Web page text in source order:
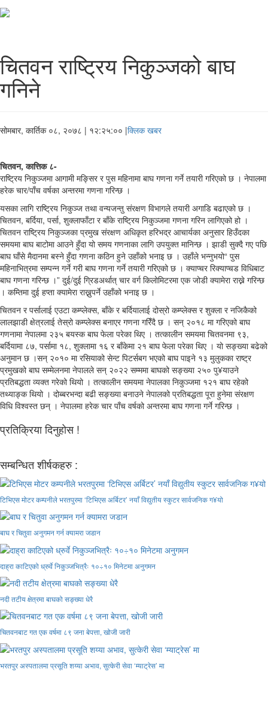
चितवन राष्ट्रिय निकुञ्जको बाघ
गनिने
सोमबार, कार्तिक ०८, २०७८ | १२:२५:०० |क्लिक खबर
चितवन, कात्तिक ८-
राष्ट्रिय निकुञ्जमा आगामी मङ्सिर र पुस महिनामा बाघ गणना गर्ने तयारी गरिएको छ । नेपालमा
हरेक चार/पाँच वर्षका अन्तरमा गणना गरिन्छ ।
यसका लागि राष्ट्रिय निकुञ्ज तथा वन्यजन्तु संरक्षण विभागले तयारी अगाडि बढाएको छ ।
चितवन, बर्दिया, पर्सा, शुक्लाफाँटा र बाँके राष्ट्रिय निकुञ्जमा गणना गरिन लागिएको हो ।
चितवन राष्ट्रिय निकुञ्जका प्रमुख संरक्षण अधिकृत हरिभद्र आचार्यका अनुसार हिउँदका
समयमा बाघ बाटोमा आउने हुँदा यो समय गणनाका लागि उपयुक्त मानिन्छ । झाडी सुक्दै गए पछि
बाघ घाँसे मैदानमा बस्ने हुँदा गणना कठिन हुने उहाँको भनाइ छ । उहाँले भन्नुभयो“ पुस
महिनाभित्रमा सम्पन्न गर्ने गरी बाघ गणना गर्ने तयारी गरिएको छ । क्याप्चर रिक्याप्चड विधिबाट
बाघ गणना गरिन्छ ।” दुई/दुई ग्रिडअर्थात् चार वर्ग किलोमिटरमा एक जोडी क्यामेरा राख्ने गरिन्छ
। कम्तिमा दुई हप्ता क्यामेरा राख्नुपर्ने उहाँको भनाइ छ ।
चितवन र पर्सालाई एउटा कम्प्लेक्स, बाँके र बर्दियालाई दोस्रो कम्प्लेक्स र शुक्ला र नजिकैको
लालझाडी क्षेत्रलाई तेस्रो कम्प्लेक्स बनाएर गणना गरिँदै छ । सन् २०१८ मा गरिएको बाघ
गणनामा नेपालमा २३५ बयस्क बाघ फेला परेका थिए । तत्कालीन समयमा चितवनमा ९३,
बर्दियामा ८७, पर्सामा १८, शुक्लामा १६ र बाँकेमा २१ बाघ फेला परेका थिए । यो सङ्ख्या बढेको
अनुमान छ ।सन् २०१० मा रसियाको सेन्ट पिटर्सबग भएको बाघ पाइने १३ मुलुकका राष्ट्र
प्रमुखको बाघ सम्मेलनमा नेपालले सन् २०२२ सम्ममा बाघको सङ्ख्या २५० पु¥याउने
प्रतिबद्धता व्यक्त गरेको थियो । तत्कालीन समयमा नेपालका निकुञ्जमा १२१ बाघ रहेको
तथ्याङ्क थियो । दोब्बरभन्दा बढी सङ्ख्या बनाउने नेपालको प्रतिबद्धता पूरा हुनेमा संरक्षण
विधि विश्वस्त छन् । नेपालमा हरेक चार पाँच वर्षको अन्तरमा बाघ गणना गर्ने गरिन्छ ।
प्रतिक्रिया दिनुहोस !
सम्बन्धित शीर्षकहरु :
टिभिएस मोटर कम्पनीले भरतपुरमा ‘टिभिएस अर्बिटर’ नयाँ विद्युतीय स्कुटर सार्वजनिक ग¥यो
बाघ र चितुवा अनुगमन गर्न क्यामरा जडान
दाह्रा काटिएको ध्रुर्वे निकुञ्जभित्रैः १०÷१० मिनेटमा अनुगमन
नदी तटीय क्षेत्रमा बाघको सङ्ख्या धेरै
चितवनबाट गत एक वर्षमा ८९ जना बेपत्ता, खोजी जारी
भरतपुर अस्पतालमा प्रसूति शय्या अभाव, सुत्केरी सेवा ‘म्याट्रेस’ मा